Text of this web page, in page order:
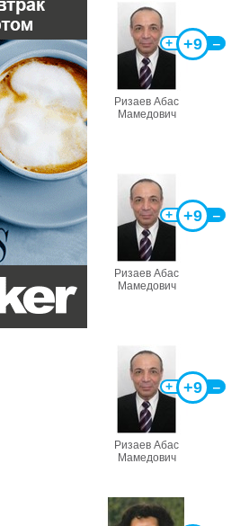
Ризаев Абас
Мамедович
+9
+ ‒
Ризаев Абас
Мамедович
+9
+ ‒
Ризаев Абас
Мамедович
+9
+ ‒